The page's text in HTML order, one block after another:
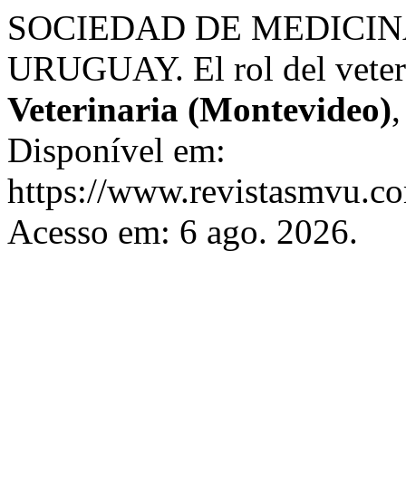
SOCIEDAD DE
URUGUAY. El rol del
Veterinaria (Montevideo)
Disponível em:
https://
Acesso em: 6 ago. 2026.